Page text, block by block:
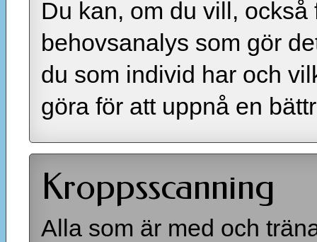
Du kan, om du vill,
behovsanalys som gör
du som individ har och
göra för att uppnå en
Kroppsscanning
Alla som är med och